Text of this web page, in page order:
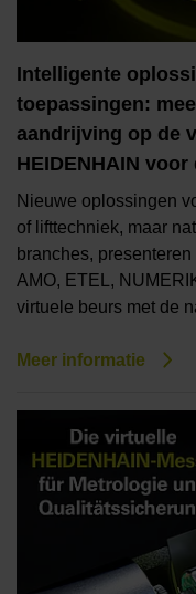
Intelligente
toepassingen:
aandrijving op de
HEIDENHAIN
Nieuwe oplossingen
of lifttechniek, maar
branches,
AMO, ETEL,
virtuele beurs met de
Meer informatie